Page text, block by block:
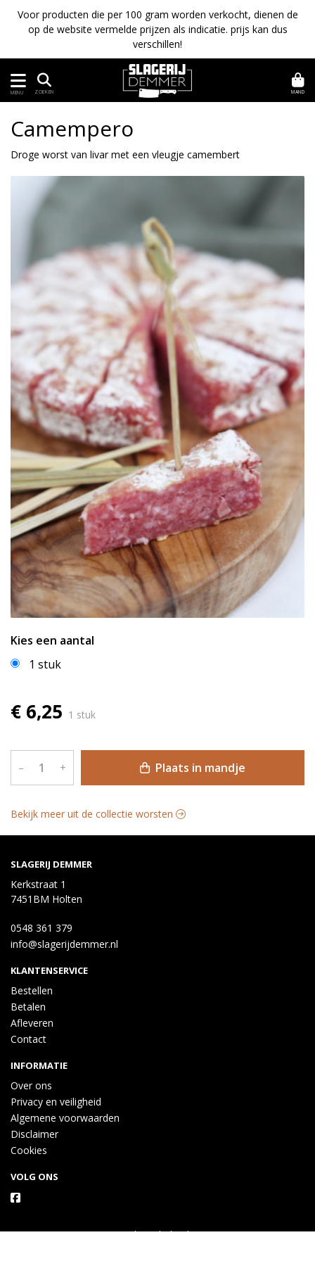
Voor producten die per 100 gram worden verkocht, dienen de
op de website vermelde prijzen als indicatie. prijs kan dus
verschillen!
MENU ZOEKEN MAND
Camempero
Droge worst van livar met een vleugje camembert
Kies een aantal
1 stuk
€ 6,25 1 stuk
– + Plaats in mandje
Bekijk meer uit de collectie worsten
SLAGERIJ DEMMER
Kerkstraat 1
7451BM Holten
0548 361 379
info@slagerijdemmer.nl
KLANTENSERVICE
Bestellen
Betalen
Afleveren
Contact
INFORMATIE
Over ons
Privacy en veiligheid
Algemene voorwaarden
Disclaimer
Cookies
VOLG ONS
Taal